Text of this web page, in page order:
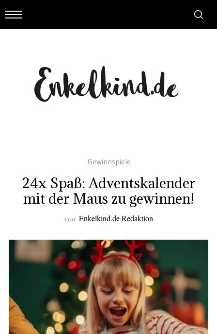
Gewinnspiele
24x Spaß: Adventskalender
mit der Maus zu gewinnen!
von Enkelkind.de Redaktion